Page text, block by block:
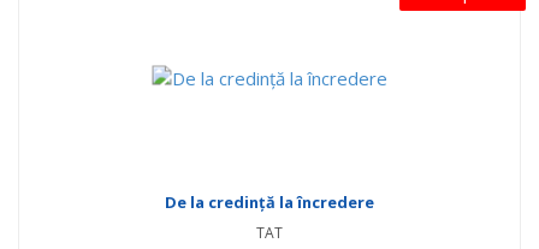
De la credință la încredere
TAT